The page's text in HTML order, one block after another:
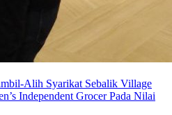
Alih Syarikat Sebalik Village
Independent Grocer Pada Nilai